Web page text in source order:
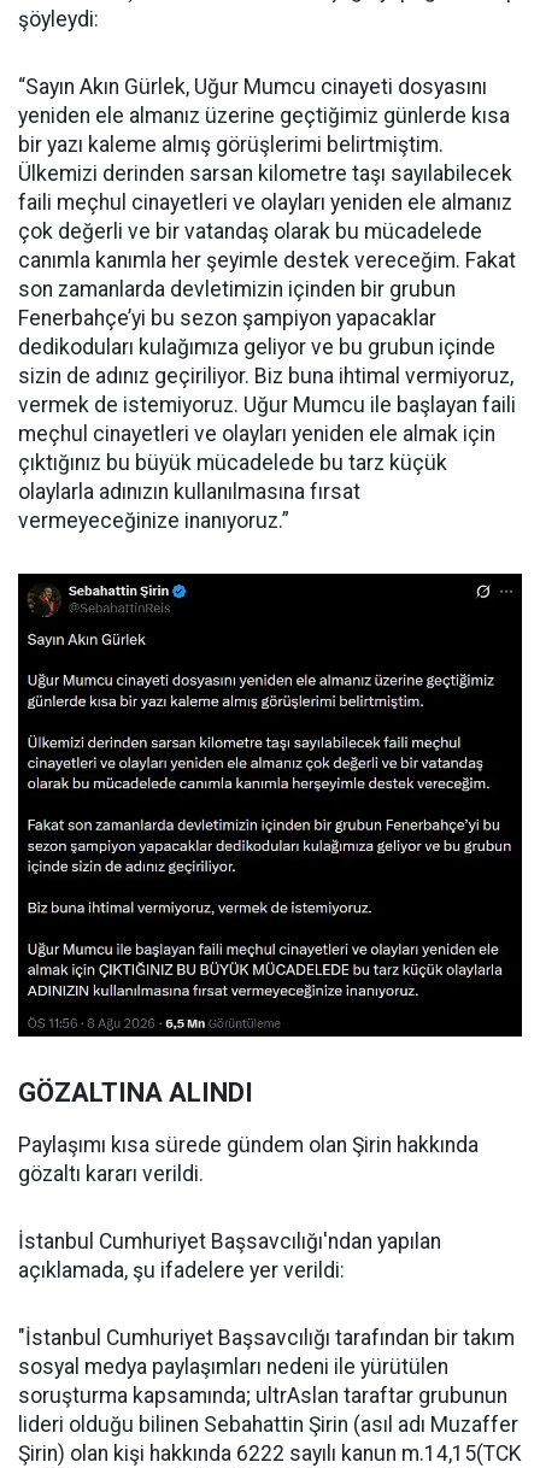
şöyleydi:
“Sayın Akın Gürlek, Uğur Mumcu cinayeti dosyasını
yeniden ele almanız üzerine geçtiğimiz günlerde kısa
bir yazı kaleme almış görüşlerimi belirtmiştim.
Ülkemizi derinden sarsan kilometre taşı sayılabilecek
faili meçhul cinayetleri ve olayları yeniden ele almanız
çok değerli ve bir vatandaş olarak bu mücadelede
canımla kanımla her şeyimle destek vereceğim. Fakat
son zamanlarda devletimizin içinden bir grubun
Fenerbahçe’yi bu sezon şampiyon yapacaklar
dedikoduları kulağımıza geliyor ve bu grubun içinde
sizin de adınız geçiriliyor. Biz buna ihtimal vermiyoruz,
vermek de istemiyoruz. Uğur Mumcu ile başlayan faili
meçhul cinayetleri ve olayları yeniden ele almak için
çıktığınız bu büyük mücadelede bu tarz küçük
olaylarla adınızın kullanılmasına fırsat
vermeyeceğinize inanıyoruz.”
GÖZALTINA ALINDI
Paylaşımı kısa sürede gündem olan Şirin hakkında
gözaltı kararı verildi.
İstanbul Cumhuriyet Başsavcılığı'ndan yapılan
açıklamada, şu ifadelere yer verildi:
"İstanbul Cumhuriyet Başsavcılığı tarafından bir takım
sosyal medya paylaşımları nedeni ile yürütülen
soruşturma kapsamında; ultrAslan taraftar grubunun
lideri olduğu bilinen Sebahattin Şirin (asıl adı Muzaffer
Şirin) olan kişi hakkında 6222 sayılı kanun m.14,15(TCK